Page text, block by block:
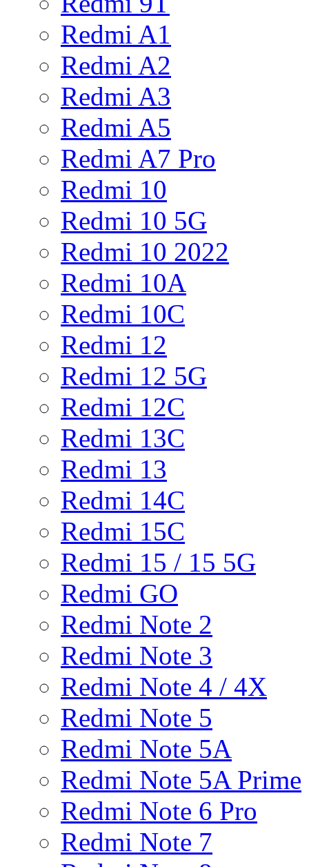
Redmi A1
Redmi A2
Redmi A3
Redmi A5
Redmi A7 Pro
Redmi 10
Redmi 10 5G
Redmi 10 2022
Redmi 10A
Redmi 10C
Redmi 12
Redmi 12 5G
Redmi 12C
Redmi 13C
Redmi 13
Redmi 14C
Redmi 15C
Redmi 15 / 15 5G
Redmi GO
Redmi Note 2
Redmi Note 3
Redmi Note 4 / 4X
Redmi Note 5
Redmi Note 5A
Redmi Note 5A Prime
Redmi Note 6 Pro
Redmi Note 7